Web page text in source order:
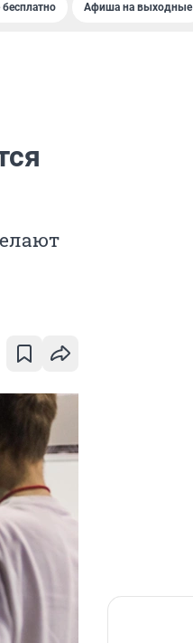
Афиша на выходные